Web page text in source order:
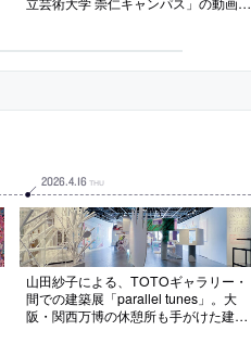
2026.4.16 THU
山田紗子による、TOTOギャラリー・
間での建築展「parallel tunes」。大
阪・関西万博の休憩所も手がけた建築